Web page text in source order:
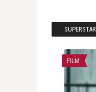
SUPERSTAR
FILM